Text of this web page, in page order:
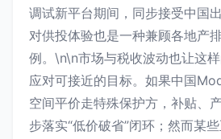
调试新平台期间，同步接受中国
对供投体验也是一种兼顾各地产
例。\n\n市场与税收波动也让这
应对可接近的目标。如果中国
空间平价走特殊保护方，补贴、
步落实“低价破省”闭环；然而某